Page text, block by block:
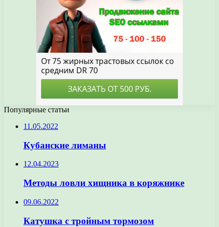
Популярные статьи
11.05.2022
Кубанские лиманы
12.04.2023
Методы ловли хищника в коряжнике
09.06.2022
Катушка с тройным тормозом